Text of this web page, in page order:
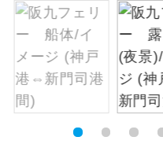
露天風呂
ご宿
す。
大浴場 ご宿
全食事付き
全て
事の